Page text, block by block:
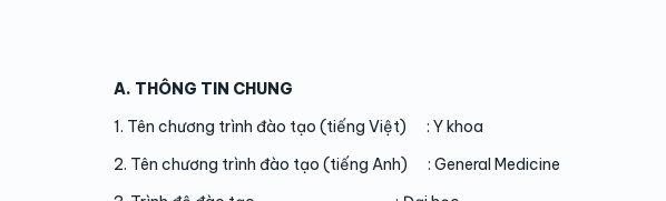
A. THÔNG TIN CHUNG
1. Tên chương trình đào tạo (tiếng Việt) : Y khoa
2. Tên chương trình đào tạo (tiếng Anh) : General Medicine